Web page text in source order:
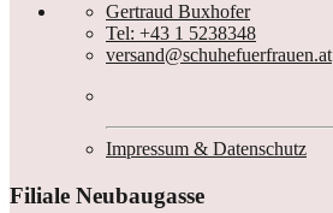
Gertraud Buxhofer
Tel: +43 1 5238348
versand@schuhefuerfrauen.at
Impressum & Datenschutz
Filiale Neubaugasse